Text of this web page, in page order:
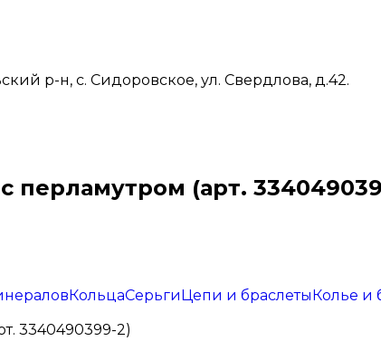
р-н, с. Сидоровское, ул. Свердлова, д.42.
перламутром (арт.
КольцаСерьгиЦепи и браслетыКолье и
3340490399-2)